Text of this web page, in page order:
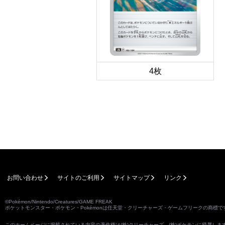
4枚
お問い合わせ サイトのご利用 サイトマップ リンク
©Pokémon/Nintendo/Creatures/GAME FREAK
ポケットモンスター・ポケモン・Pokémonは任天堂・クリーチャーズ・ゲームフリークの商標で